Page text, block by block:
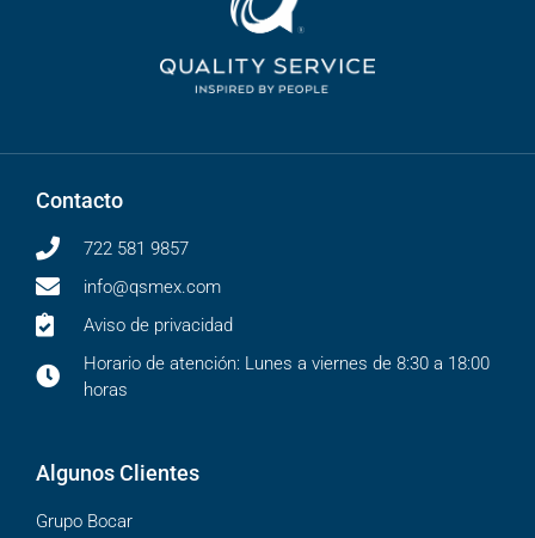
Contacto
722 581 9857
info@qsmex.com
Aviso de privacidad
Horario de atención: Lunes a viernes de 8:30 a 18:00
horas
Algunos Clientes
Grupo Bocar